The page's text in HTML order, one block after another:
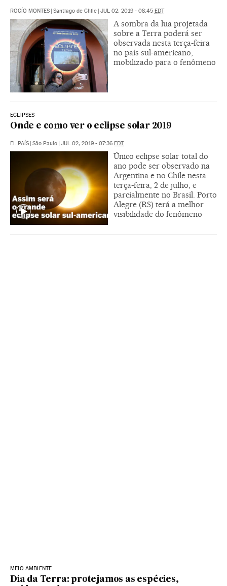
ROCÍO MONTES | Santiago de Chile | JUL 02, 2019 - 08:45 EDT
A sombra da lua projetada
sobre a Terra poderá ser
observada nesta terça-feira
no país sul-americano,
mobilizado para o fenômeno
ECLIPSES
Onde e como ver o eclipse solar 2019
EL PAÍS | São Paulo | JUL 02, 2019 - 07:36 EDT
Único eclipse solar total do
ano pode ser observado na
Argentina e no Chile nesta
terça-feira, 2 de julho, e
parcialmente no Brasil. Porto
Alegre (RS) terá a melhor
visibilidade do fenômeno
MEIO AMBIENTE
Dia da Terra: protejamos as espécies,